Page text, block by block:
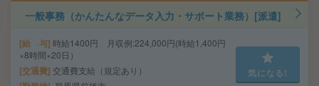
一般事務（かんたんなデータ入力・サポート業務）[派遣]
給 与 時給1400円 月収例:224,000円(時給1,400円
×8時間×20日）
交通費 交通費支給（規定あり） 気になる!